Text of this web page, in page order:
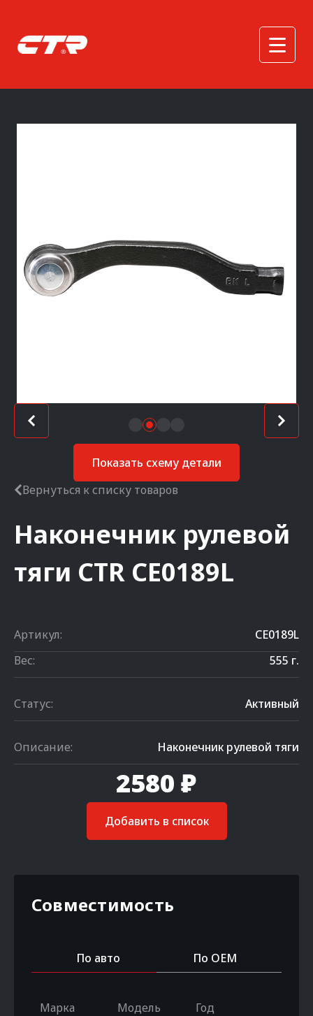
Показать схему детали
Вернуться к списку товаров
Наконечник рулевой
тяги CTR CE0189L
Артикул:
CE0189L
Вес:
555 г.
Статус: Активный
Описание: Наконечник рулевой тяги
2580 ₽
Добавить в список
Совместимость
По авто По OEM
Марка Модель Год